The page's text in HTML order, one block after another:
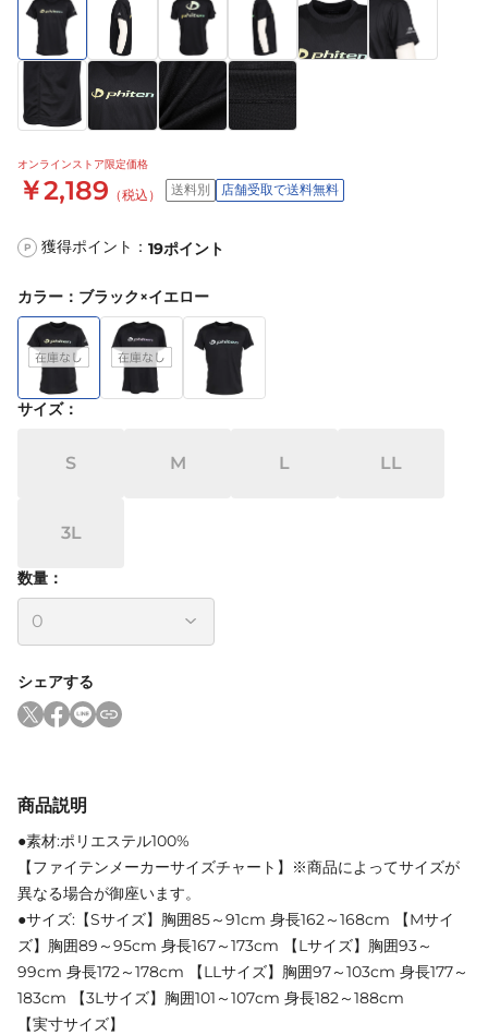
オンラインストア限定価格
￥2,189 （税込） 送料別 店舗受取で送料無料
P 獲得ポイント： 19ポイント
カラー ： ブラック×イエロー
サイズ：
S M L LL
3L
数量：
シェアする
商品説明
●素材:ポリエステル100%
【ファイテンメーカーサイズチャート】※商品によってサイズが
異なる場合が御座います。
●サイズ:【Sサイズ】胸囲85～91cm 身長162～168cm 【Mサイ
ズ】胸囲89～95cm 身長167～173cm 【Lサイズ】胸囲93～
99cm 身長172～178cm 【LLサイズ】胸囲97～103cm 身長177～
183cm 【3Lサイズ】胸囲101～107cm 身長182～188cm
【実寸サイズ】